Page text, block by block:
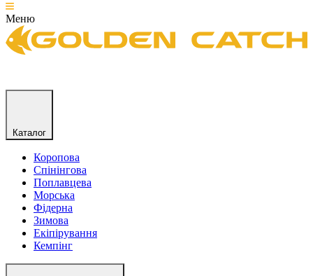
Меню
Каталог
Коропова
Спінінгова
Поплавцева
Морська
Фідерна
Зимова
Екіпірування
Кемпінг